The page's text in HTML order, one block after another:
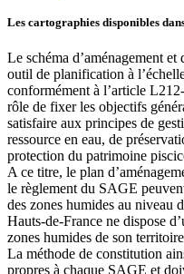
Les cartographies disponibles
Le schéma d’aménagement
outil de planification à
conformément à l’article
rôle de fixer les objectifs
satisfaire aux principes de
ressource en eau, de
protection du patrimoine
A ce titre, le plan
le règlement du SAGE
des zones humides au niveau
Hauts-de-France ne dispose
zones humides de son
La méthode de constitution
propres à chaque SAGE et